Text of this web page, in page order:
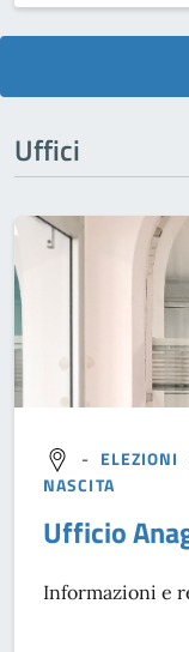
Uffici
- ELEZIONI
NASCITA
Ufficio
Informazioni e